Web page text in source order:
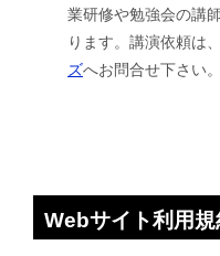
業研修や勉強会の講
ります。講演依頼は
ズへお問合せ下さい。
Webサイト利用規